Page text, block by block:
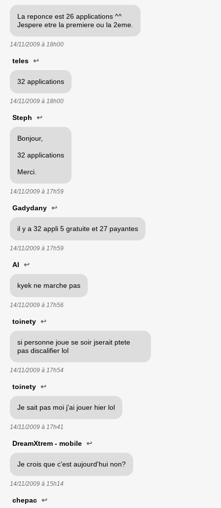
La reponce est 26 applications ^^
Jespere etre la premiere ou la 2eme.
14/11/2009 à 18h00
teles ↩
32 applications
14/11/2009 à 18h00
Steph ↩
Bonjour,
32 applications
Merci.
14/11/2009 à 17h59
Gadydany ↩
il y a 32 appli 5 gratuite et 27 payantes
14/11/2009 à 17h59
Al ↩
kyek ne marche pas
14/11/2009 à 17h56
toinety ↩
si personne joue se soir jserait ptete
pas discalifier lol
14/11/2009 à 17h54
toinety ↩
Je sait pas moi j'ai jouer hier lol
14/11/2009 à 17h41
DreamXtrem - mobile ↩
Je crois que c'est aujourd'hui non?
14/11/2009 à 15h14
chepac ↩